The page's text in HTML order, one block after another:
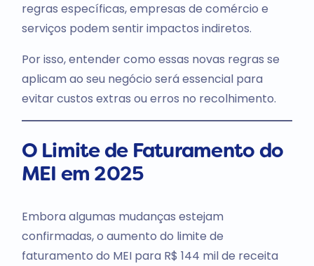
regras específicas, empresas de comércio e
serviços podem sentir impactos indiretos.
Por isso, entender como essas novas regras se
aplicam ao seu negócio será essencial para
evitar custos extras ou erros no recolhimento.
O Limite de Faturamento do
MEI em 2025
Embora algumas mudanças estejam
confirmadas, o aumento do limite de
faturamento do MEI para R$ 144 mil de receita